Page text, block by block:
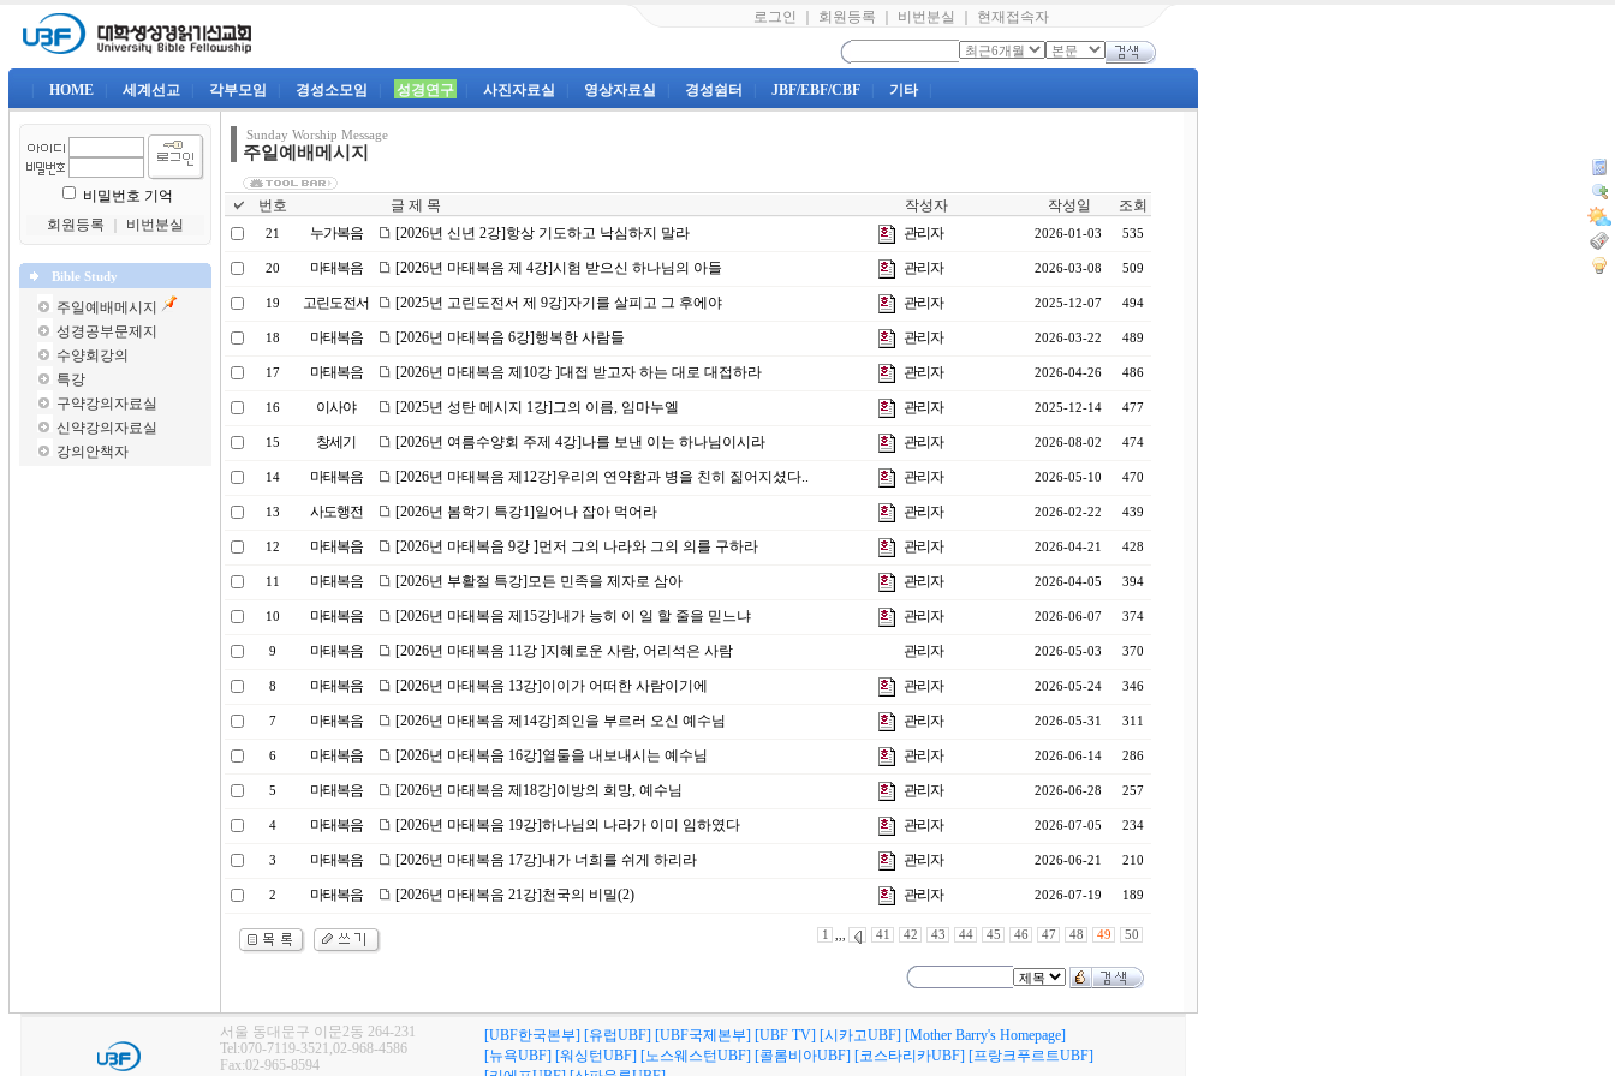
로그인 회원등록 비번분실 현재접속자
HOME 세계선교 각부모임 경성소모임 성경연구 사진자료실 영상자료실 경성쉼터 JBF/EBF/CBF 기타
비밀번호 기억
회원등록
비번분실
Bible Study
주일예배메시지
성경공부문제지
수양회강의
특강
구약강의자료실
신약강의자료실
강의안책자
Sunday Worship Message
주일예배메시지
번호 글 제 목 작성자 작성일 조회
21 누가복음 [2026년 신년 2강]항상 기도하고 낙심하지 말라 관리자 2026-01-03 535
20 마태복음 [2026년 마태복음 제 4강]시험 받으신 하나님의 아들 관리자 2026-03-08 509
19 고린도전서 [2025년 고린도전서 제 9강]자기를 살피고 그 후에야 관리자 2025-12-07 494
18 마태복음 [2026년 마태복음 6강]행복한 사람들 관리자 2026-03-22 489
17 마태복음 [2026년 마태복음 제10강 ]대접 받고자 하는 대로 대접하라 관리자 2026-04-26 486
16 이사야 [2025년 성탄 메시지 1강]그의 이름, 임마누엘 관리자 2025-12-14 477
15 창세기 [2026년 여름수양회 주제 4강]나를 보낸 이는 하나님이시라 관리자 2026-08-02 474
14 마태복음 [2026년 마태복음 제12강]우리의 연약함과 병을 친히 짊어지셨다.. 관리자 2026-05-10 470
13 사도행전 [2026년 봄학기 특강1]일어나 잡아 먹어라 관리자 2026-02-22 439
12 마태복음 [2026년 마태복음 9강 ]먼저 그의 나라와 그의 의를 구하라 관리자 2026-04-21 428
11 마태복음 [2026년 부활절 특강]모든 민족을 제자로 삼아 관리자 2026-04-05 394
10 마태복음 [2026년 마태복음 제15강]내가 능히 이 일 할 줄을 믿느냐 관리자 2026-06-07 374
9 마태복음 [2026년 마태복음 11강 ]지혜로운 사람, 어리석은 사람 관리자 2026-05-03 370
8 마태복음 [2026년 마태복음 13강]이이가 어떠한 사람이기에 관리자 2026-05-24 346
7 마태복음 [2026년 마태복음 제14강]죄인을 부르러 오신 예수님 관리자 2026-05-31 311
6 마태복음 [2026년 마태복음 16강]열둘을 내보내시는 예수님 관리자 2026-06-14 286
5 마태복음 [2026년 마태복음 제18강]이방의 희망, 예수님 관리자 2026-06-28 257
4 마태복음 [2026년 마태복음 19강]하나님의 나라가 이미 임하였다 관리자 2026-07-05 234
3 마태복음 [2026년 마태복음 17강]내가 너희를 쉬게 하리라 관리자 2026-06-21 210
2 마태복음 [2026년 마태복음 21강]천국의 비밀(2) 관리자 2026-07-19 189
1 ,,, 41 42 43 44 45 46 47 48 49 50
서울 동대문구 이문2동 264-231
Tel:070-7119-3521,02-968-4586
Fax:02-965-8594
[UBF한국본부] [유럽UBF] [UBF국제본부] [UBF TV] [시카고UBF] [Mother Barry's Homepage]
[뉴욕UBF] [워싱턴UBF] [노스웨스턴UBF] [콜롬비아UBF] [코스타리카UBF] [프랑크푸르트UBF]